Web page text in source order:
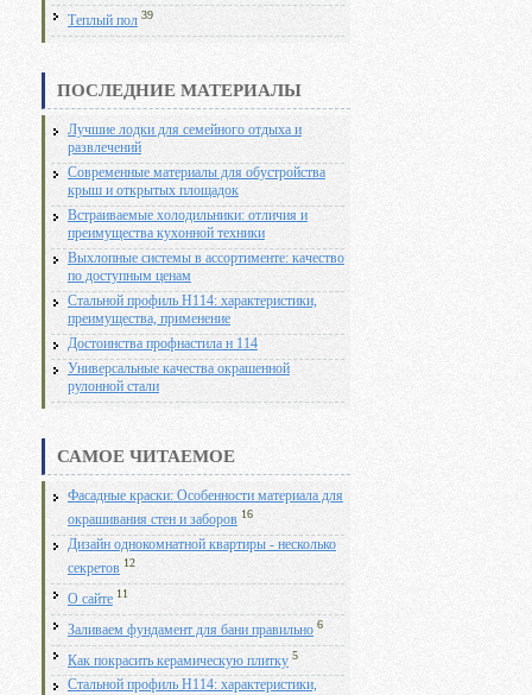
Теплый пол 39
ПОСЛЕДНИЕ МАТЕРИАЛЫ
Лучшие лодки для семейного отдыха и
развлечений
Современные материалы для обустройства
крыш и открытых площадок
Встраиваемые холодильники: отличия и
преимущества кухонной техники
Выхлопные системы в ассортименте: качество
по доступным ценам
Стальной профиль Н114: характеристики,
преимущества, применение
Достоинства профнастила н 114
Универсальные качества окрашенной
рулонной стали
САМОЕ ЧИТАЕМОЕ
Фасадные краски: Особенности материала для
окрашивания стен и заборов 16
Дизайн однокомнатной квартиры - несколько
секретов 12
О сайте 11
Заливаем фундамент для бани правильно 6
Как покрасить керамическую плитку 5
Стальной профиль Н114: характеристики,